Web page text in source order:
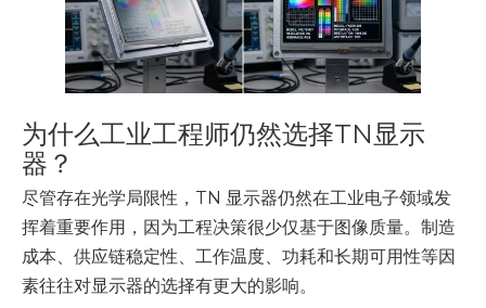
为什么工业工程师仍然选择TN显示
器？
尽管存在光学局限性，TN 显示器仍然在工业电子领域发
挥着重要作用，因为工程决策很少仅基于图像质量。制造
成本、供应链稳定性、工作温度、功耗和长期可用性等因
素往往对显示器的选择有更大的影响。